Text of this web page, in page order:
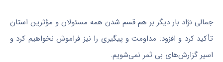
جمالی نژاد بار دیگر بر هم قسم شدن همه مسئولان و مؤثرین استان
تأکید کرد و افزود: مداومت و پیگیری را نیز فراموش نخواهیم کرد و
اسیر گزارش‌های بی ثمر نمی‌شویم.